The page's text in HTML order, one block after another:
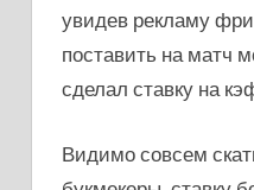
увидев рекламу
поставить на матч
сделал ставку на
Видимо совсем